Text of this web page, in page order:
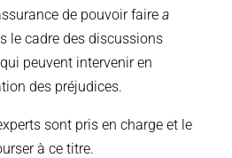
de pouvoir faire a
le cadre des discussions
peuvent intervenir en
des préjudices.
sont pris en charge et le
à ce titre.